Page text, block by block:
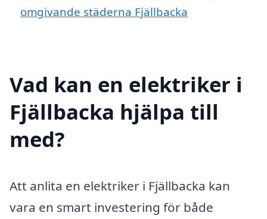
omgivande städerna Fjällbacka
Vad kan en elektriker i
Fjällbacka hjälpa till
med?
Att anlita en elektriker i Fjällbacka kan
vara en smart investering för både